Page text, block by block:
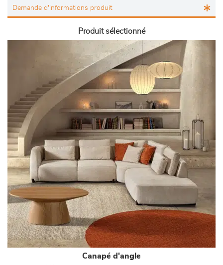
Produit sélectionné
Canapé d'angle